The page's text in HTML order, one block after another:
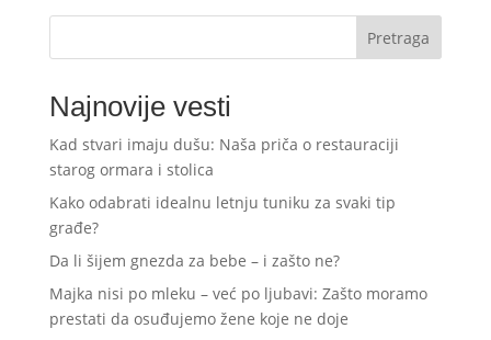
Pretraga
Najnovije vesti
Kad stvari imaju dušu: Naša priča o restauraciji
starog ormara i stolica
Kako odabrati idealnu letnju tuniku za svaki tip
građe?
Da li šijem gnezda za bebe – i zašto ne?
Majka nisi po mleku – već po ljubavi: Zašto moramo
prestati da osuđujemo žene koje ne doje